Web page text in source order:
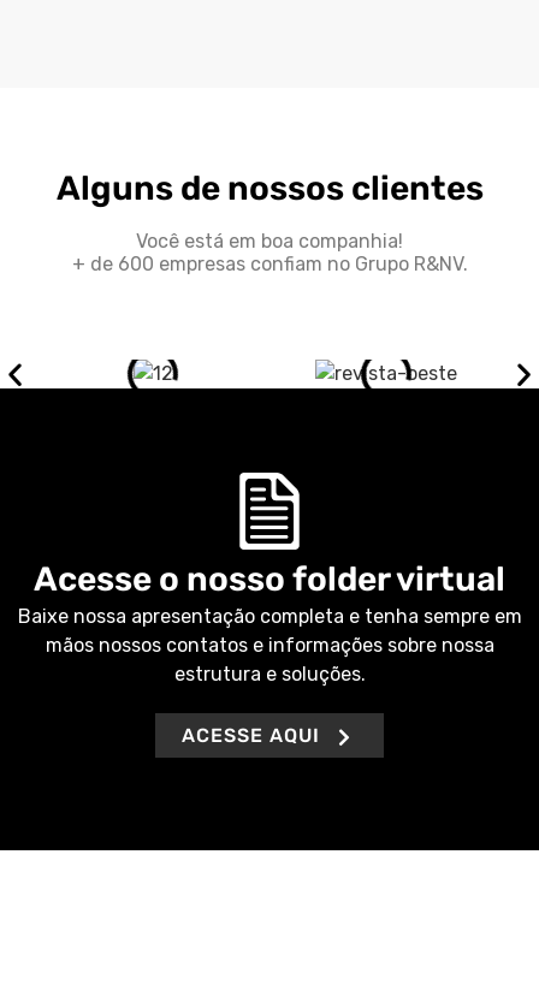
Alguns de nossos clientes
Você está em boa companhia!
+ de 600 empresas confiam no Grupo R&NV.
Acesse o nosso folder virtual
Baixe nossa apresentação completa e tenha sempre em
mãos nossos contatos e informações sobre nossa
estrutura e soluções.
ACESSE AQUI